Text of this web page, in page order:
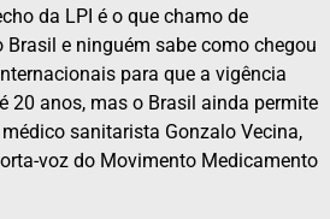
da LPI é o que chamo de
e ninguém sabe como chegou
para que a vigência
20 anos, mas o Brasil ainda permite
sanitarista Gonzalo Vecina,
voz do Movimento Medicamento